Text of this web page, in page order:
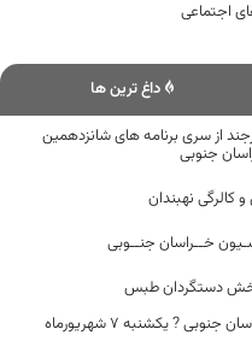
اجتماعی
داغ ترین ها
از سری برنامه های شانزدهمین
جنوبی
کالرگی نهبندان
خــراسان جنــوبی
بخش دستگردان طبس
وضعیت کرونا به تفکیک شهرستان های خراسان جنوبی ? یکشنبه ۷ شهریورماه